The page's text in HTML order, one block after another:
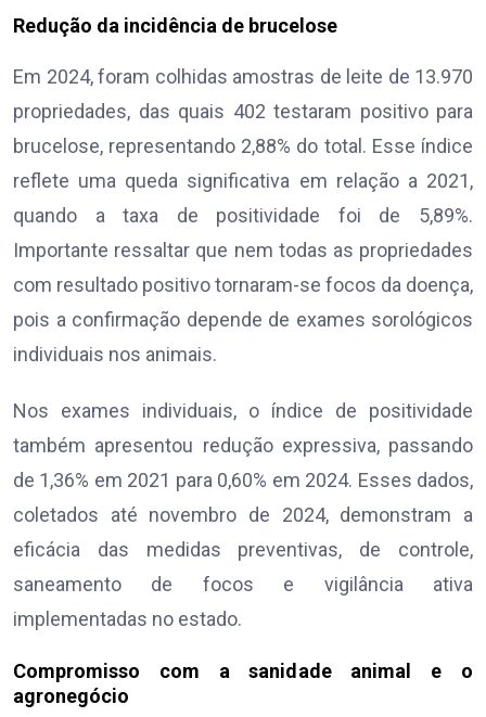
Redução da incidência de brucelose
Em 2024, foram colhidas amostras de leite de 13.970
propriedades, das quais 402 testaram positivo para
brucelose, representando 2,88% do total. Esse índice
reflete uma queda significativa em relação a 2021,
quando a taxa de positividade foi de 5,89%.
Importante ressaltar que nem todas as propriedades
com resultado positivo tornaram-se focos da doença,
pois a confirmação depende de exames sorológicos
individuais nos animais.
Nos exames individuais, o índice de positividade
também apresentou redução expressiva, passando
de 1,36% em 2021 para 0,60% em 2024. Esses dados,
coletados até novembro de 2024, demonstram a
eficácia das medidas preventivas, de controle,
saneamento de focos e vigilância ativa
implementadas no estado.
Compromisso com a sanidade animal e o
agronegócio